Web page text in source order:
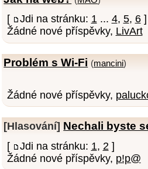
[ Jdi na stránku: 1... 4, 5, 6]
Žádné nové příspěvky, LivArt
Problém s Wi-Fi (mancini)
Žádné nové příspěvky,
[Hlasování] Nechali byste
[ Jdi na stránku: 1, 2 ]
Žádné nové příspěvky, p!p@